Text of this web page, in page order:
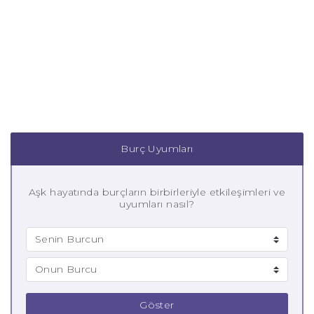
Burç Uyumları
Aşk hayatında burçların birbirleriyle etkileşimleri ve
uyumları nasıl?
Göster